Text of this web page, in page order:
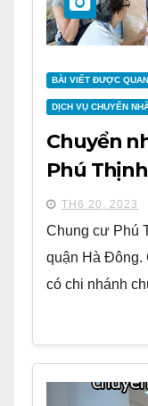
BÀI VIẾT ĐƯỢC
DỊCH VỤ CHUYỂN
Chuyển
Phú
TH6 20, 2023
Chung cư Phú
quận Hà Đông.
có chi nhánh